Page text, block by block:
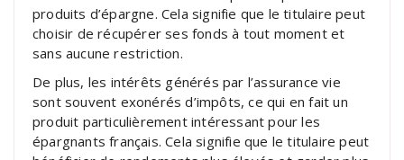
produits d’épargne. Cela signifie que le titulaire peut
choisir de récupérer ses fonds à tout moment et
sans aucune restriction.
De plus, les intérêts générés par l’assurance vie
sont souvent exonérés d’impôts, ce qui en fait un
produit particulièrement intéressant pour les
épargnants français. Cela signifie que le titulaire peut